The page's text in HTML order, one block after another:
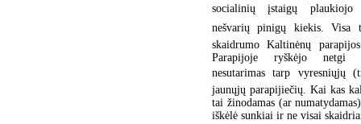
socialinių įstaigų
nešvarių pinigų kiekis. Visa
skaidrumo Kaltinėnų
Parapijoje ryškėjo netgi
nesutarimas tarp vyresniųjų
jaunųjų parapijiečių. Kai kas
tai žinodamas (ar
iškėlė sunkiai ir ne visai